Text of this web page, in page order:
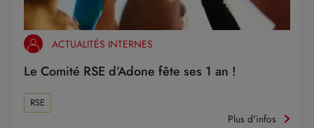
ACTUALITÉS INTERNES
Le Comité RSE d’Adone fête ses 1 an !
RSE
Plus d'infos